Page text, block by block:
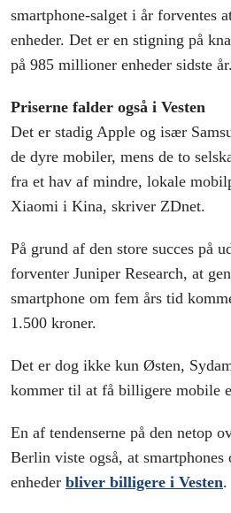
smartphone-salget i år forventes
enheder. Det er en stigning på
på 985 millioner enheder sidste år.
Priserne falder også i Vesten
Det er stadig Apple og især
de dyre mobiler, mens de to
fra et hav af mindre, lokale
Xiaomi i Kina, skriver ZDnet.
På grund af den store succes på
forventer Juniper Research, at
smartphone om fem års tid
1.500 kroner.
Det er dog ikke kun Østen,
kommer til at få billigere mobile
En af tendenserne på den netop
Berlin viste også, at smartphones
enheder bliver billigere i Vesten.